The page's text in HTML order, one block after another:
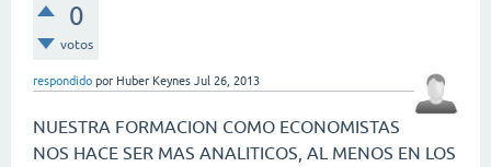
0
votos
respondido por Huber Keynes Jul 26, 2013
NUESTRA FORMACION COMO ECONOMISTAS
NOS HACE SER MAS ANALITICOS, AL MENOS EN LOS